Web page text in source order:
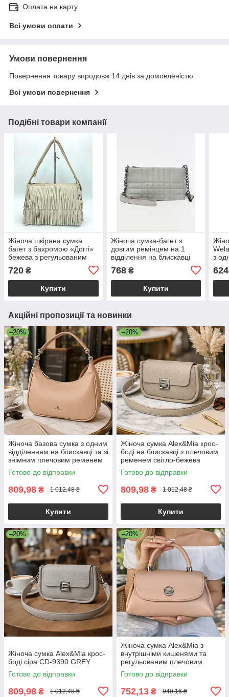
Оплата на карту
Всі умови оплати
Умови повернення
Повернення товару впродовж 14 днів за домовленістю
Всі умови повернення
Подібні товари компанії
Жіноча шкіряна сумка
багет з бахромою «Доггі»
бежева з регульованим
720 ₴
Купити
Жіноча сумка-багет з
довгим ремінцем на 1
відділення на блискавці
768₴
Купити
з
624
Акційні пропозиції та новинки
–20%
Жіноча базова сумка з одним
відділенням на блискавці та зі
знімним плечовим ременем
екошкіра бежевий Alex&Mia
CD-9128
Готово до відправки
809,98 ₴ 1 012,48 ₴
Купити
–20%
Жіноча сумка Alex&Mia крос-
боді на блискавці з плечовим
ременем світло-бежева
Готово до відправки
809,98 ₴ 1 012,48 ₴
Купити
–20%
Жіноча сумка Alex&Mia крос-
боді сіра CD-9390 GREY
Готово до відправки
809,98 ₴ 1 012,48 ₴
–20%
Жіноча сумка Alex&Mia з
внутрішніми кишенями та
регульованим плечовим
ременем рожева
Готово до відправки
752,13 ₴ 940,16 ₴